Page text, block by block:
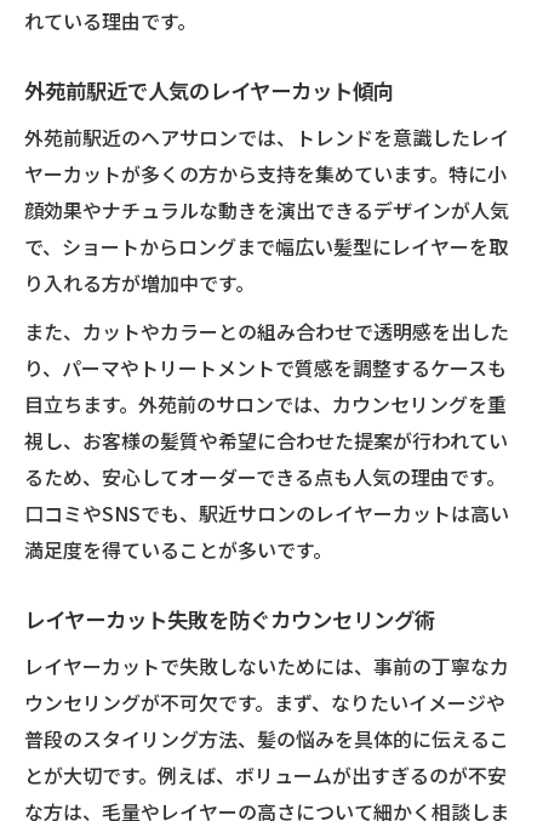
髪質を活かしたレイヤーカットの秘訣を伝授
クセや毛量に合わせたレイヤーカットの技
外苑前駅近で相談できる髪質重視のカット
術
広がりやパサつき対策とレイヤーカット
髪質改善とレイヤーカットのベストバラン
ス
失敗回避に役立つレイヤーカット実践テクニッ
ク
レイヤーカット失敗を防ぐカウンセリング
活用法
美容師に伝えたい希望レイヤーカットのポ
イント
イメージ共有に役立つ写真の選び方と見せ
外苑前駅近で人気の失敗しにくいレイヤー
カット
れている理由です。
外苑前駅近で人気のレイヤーカット傾向
外苑前駅近のヘアサロンでは、トレンドを意識したレイ
ヤーカットが多くの方から支持を集めています。特に小
顔効果やナチュラルな動きを演出できるデザインが人気
で、ショートからロングまで幅広い髪型にレイヤーを取
り入れる方が増加中です。
また、カットやカラーとの組み合わせで透明感を出した
り、パーマやトリートメントで質感を調整するケースも
目立ちます。外苑前のサロンでは、カウンセリングを重
視し、お客様の髪質や希望に合わせた提案が行われてい
るため、安心してオーダーできる点も人気の理由です。
口コミやSNSでも、駅近サロンのレイヤーカットは高い
満足度を得ていることが多いです。
レイヤーカット失敗を防ぐカウンセリング術
レイヤーカットで失敗しないためには、事前の丁寧なカ
ウンセリングが不可欠です。まず、なりたいイメージや
普段のスタイリング方法、髪の悩みを具体的に伝えるこ
とが大切です。例えば、ボリュームが出すぎるのが不安
な方は、毛量やレイヤーの高さについて細かく相談しま